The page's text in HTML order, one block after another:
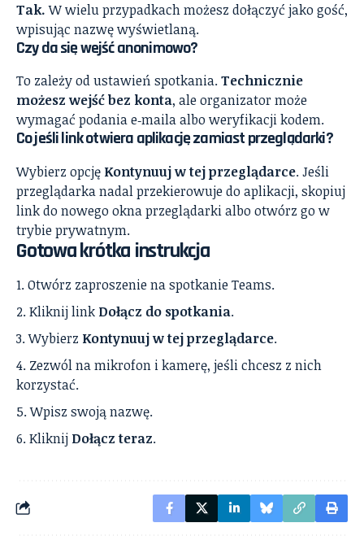
Tak.W wielu przypadkach możesz dołączyć jako gość,
wpisując nazwę wyświetlaną.
Czy da się wejść anonimowo?
To zależy od ustawień spotkania.Technicznie
możesz wejść bez konta, ale organizator może
wymagać podania e‑maila albo weryfikacji kodem.
Co jeśli link otwiera aplikację zamiast przeglądarki?
Wybierz opcję Kontynuuj w tej przeglądarce. Jeśli
przeglądarka nadal przekierowuje do aplikacji, skopiuj
link do nowego okna przeglądarki albo otwórz go w
trybie prywatnym.
Gotowa krótka instrukcja
Otwórz zaproszenie na spotkanie Teams.
Kliknij link Dołącz do spotkania.
Wybierz Kontynuuj w tej przeglądarce.
Zezwól na mikrofon i kamerę, jeśli chcesz z nich
korzystać.
Wpisz swoją nazwę.
Kliknij Dołącz teraz.